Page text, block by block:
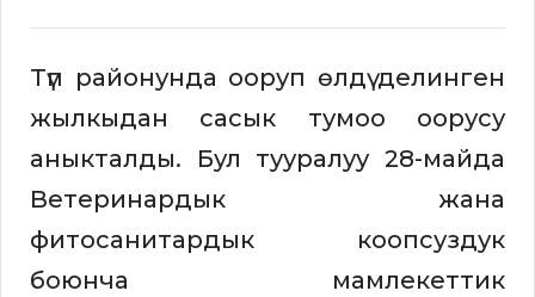
Түп районунда ооруп өлдү делинген
жылкыдан сасык тумоо оорусу
аныкталды. Бул тууралуу 28-майда
Ветеринардык жана
фитосанитардык коопсуздук
боюнча мамлекеттик